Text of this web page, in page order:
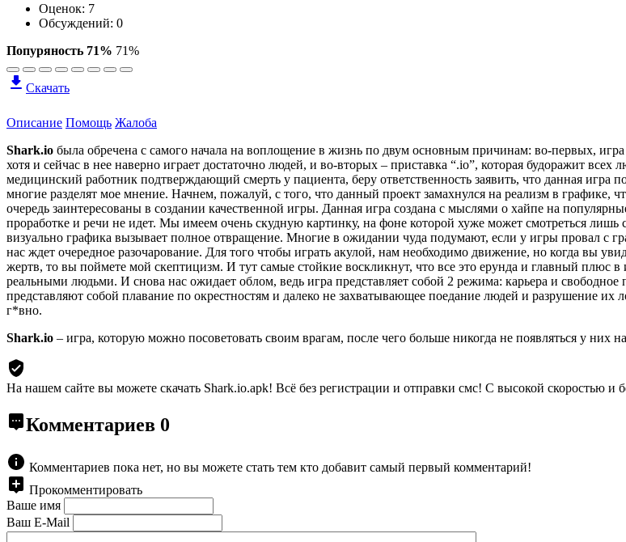
Оценок: 7
Обсуждений: 0
Попуряность 71% 71%
Скачать
Описание Помощь Жалоба
Shark.io была обречена с самого начала на воплощение в жизнь по двум основным причинам: во-первых,
хотя и сейчас в нее наверно играет достаточно людей, и во-вторых – приставка “.io”, которая будоражит
медицинский работник подтверждающий смерть у пациента, беру ответственность заявить, что данная игра
многие разделят мое мнение. Начнем, пожалуй, с того, что данный проект замахнулся на реализм в графике,
очередь заинтересованы в создании качественной игры. Данная игра создана с мыслями о хайпе на
проработке и речи не идет. Мы имеем очень скудную картинку, на фоне которой хуже может смотреться лишь
визуально графика вызывает полное отвращение. Многие в ожидании чуда подумают, если у игры провал с
нас ждет очередное разочарование. Для того чтобы играть акулой, нам необходимо движение, но когда вы
жертв, то вы поймете мой скептицизм. И тут самые стойкие воскликнут, что все это ерунда и главный плюс
реальными людьми. И снова нас ожидает облом, ведь игра представляет собой 2 режима: карьера и свободное
представляют собой плавание по окрестностям и далеко не захватывающее поедание людей и разрушение
г*вно.
Shark.io – игра, которую можно посоветовать своим врагам, после чего больше никогда не появляться у них на
На нашем сайте вы можете скачать Shark.io.apk! Всё без регистрации и отправки смс! С высокой скоростью и
Комментариев 0
Комментариев пока нет, но вы можете стать тем кто добавит самый первый комментарий!
Прокомментировать
Ваше имя
Ваш E-Mail